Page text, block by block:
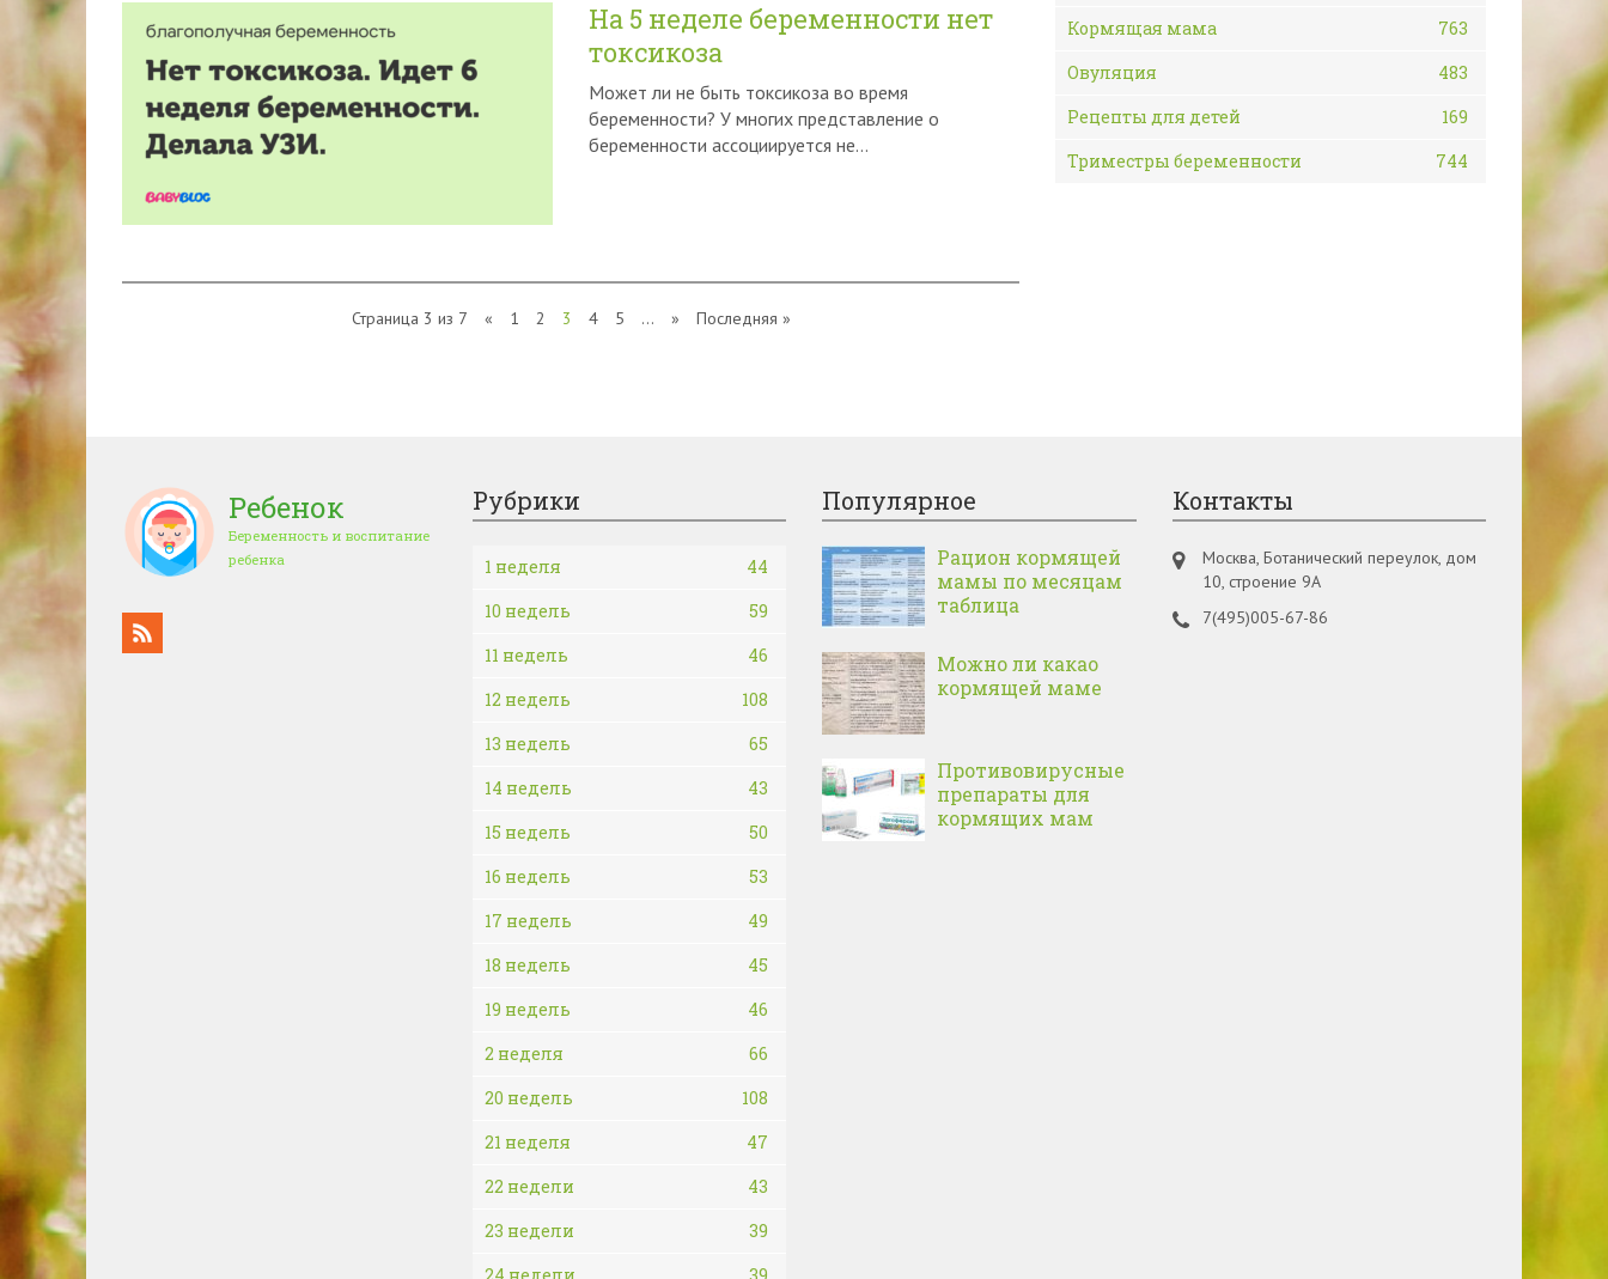
На 5 неделе беременности нет
токсикоза
Может ли не быть токсикоза во время
беременности? У многих представление о
беременности ассоциируется не…
Страница 3 из 7 « 1 2 3 4 5 ... » Последняя »
Кормящая мама
763
Овуляция
483
Рецепты для детей
169
Триместры беременности
744
Ребенок
Беременность и воспитание
ребенка
Рубрики
1 неделя
44
10 недель
59
11 недель
46
12 недель
108
13 недель
65
14 недель
43
15 недель
50
16 недель
53
17 недель
49
18 недель
45
19 недель
46
2 неделя
66
20 недель
108
21 неделя
47
22 недели
43
23 недели
39
Популярное
Рацион кормящей
мамы по месяцам
таблица
Можно ли какао
кормящей маме
Противовирусные
препараты для
кормящих мам
Контакты
Москва, Ботанический переулок, дом
10, строение 9А
7(495)005-67-86